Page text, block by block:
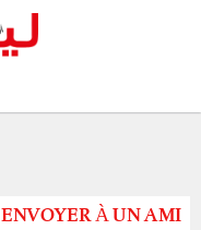
ENVOYER À UN AMI